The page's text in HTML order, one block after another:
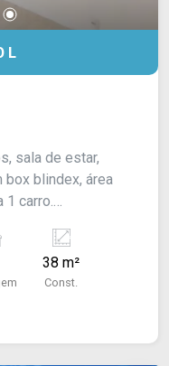
L
sala de estar,
box blindex, área
1 carro.
38 m²
Const.